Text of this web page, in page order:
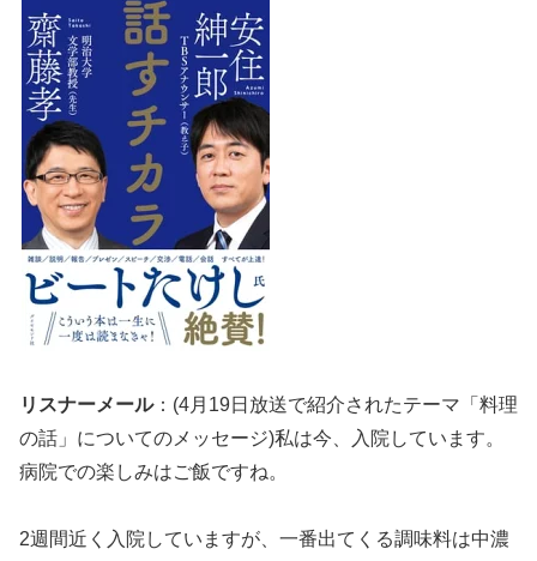
リスナーメール：(4月19日放送で紹介されたテーマ「料理
の話」についてのメッセージ)私は今、入院しています。
病院での楽しみはご飯ですね。
2週間近く入院していますが、一番出てくる調味料は中濃